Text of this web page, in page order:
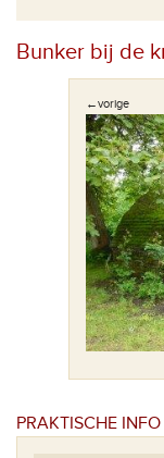
Bunker bij de
←vorige
PRAKTISCHE INFO